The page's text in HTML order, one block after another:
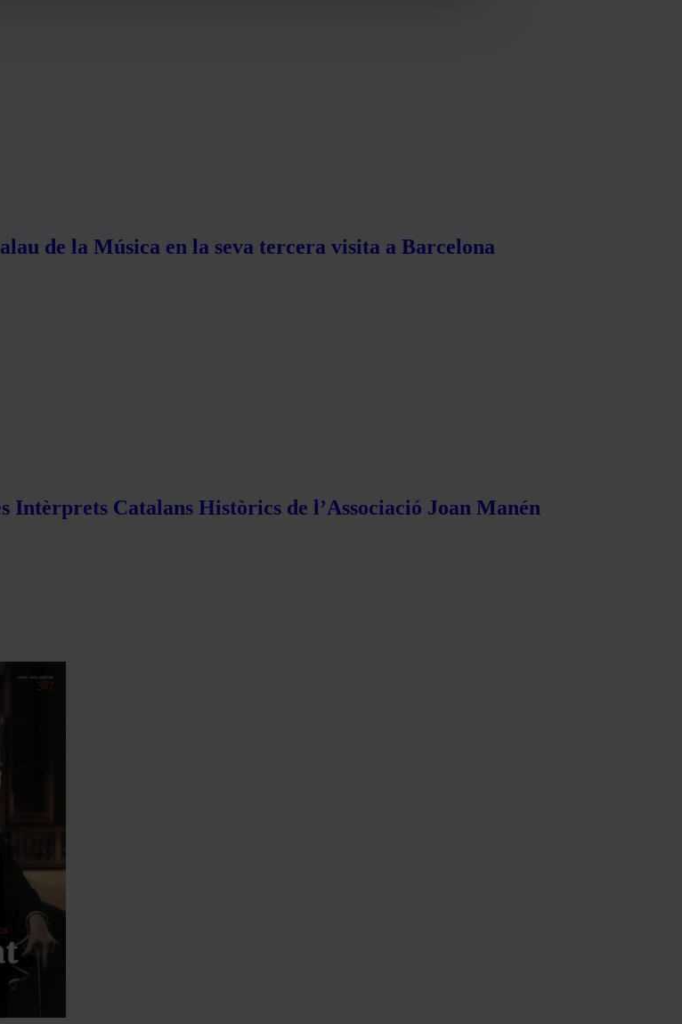
de la Música en la seva tercera visita a Barcelona
Intèrprets Catalans Històrics de l’Associació Joan Manén